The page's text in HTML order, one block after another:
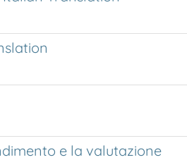
e la valutazione